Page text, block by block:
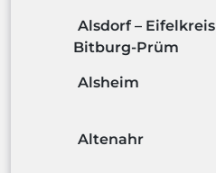
Alsdorf – Eifelkreis
Bitburg-Prüm
Alsheim
Altenahr